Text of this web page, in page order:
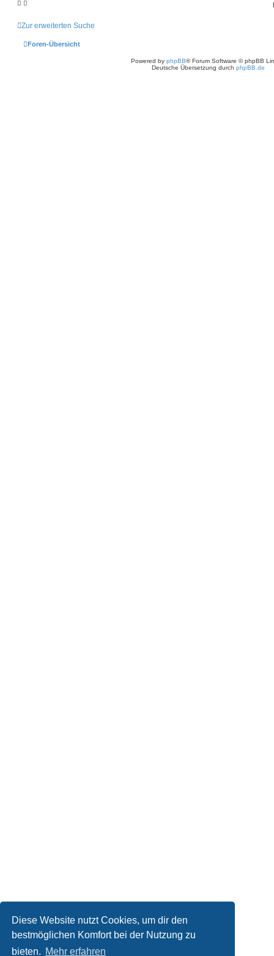
Diese Website nutzt Cookies, um dir den
bestmöglichen Komfort bei der Nutzung zu
bieten. Mehr erfahren
Zur erweiterten Suche
Foren-Übersicht
Powered by phpBB® Forum Software © phpBB
Deutsche Übersetzung durch phpBB.de